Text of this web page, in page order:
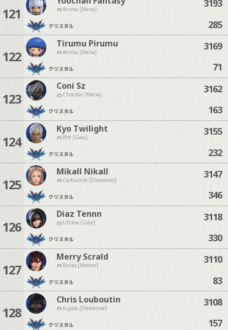
121 Anima [Mana]
クリスタル
3193
285
122
Tirumu Pirumu
Anima [Mana]
クリスタル
3169
71
123
Coni Sz
Chocobo [Mana]
クリスタル
3162
163
124
Kyo Twilight
Ifrit [Gaia]
クリスタル
3155
232
125
Mikall Nikall
Carbuncle [Elemental]
クリスタル
3147
346
126
Diaz Tennn
Ultima [Gaia]
クリスタル
3118
330
127
Merry Scrald
Belias [Meteor]
クリスタル
3110
83
128
Chris Louboutin
Kujata [Elemental]
クリスタル
3108
157